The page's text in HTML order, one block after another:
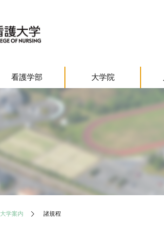
看護学部 大学院
大学案内 諸規程